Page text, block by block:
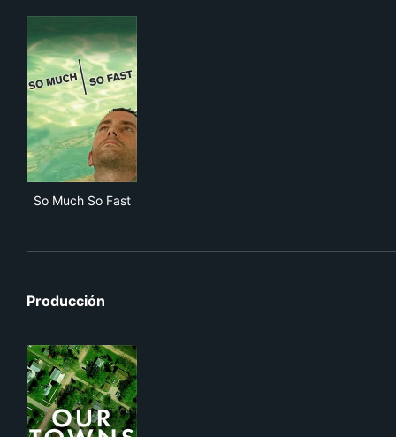
So Much So Fast
Producción